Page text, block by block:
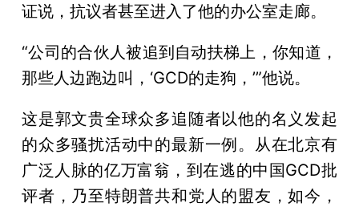
证说，抗议者甚至进入了他的办公室走廊。
“公司的合伙人被追到自动扶梯上，你知道，
那些人边跑边叫，‘GCD的走狗，’”他说。
这是郭文贵全球众多追随者以他的名义发起
的众多骚扰活动中的最新一例。从在北京有
广泛人脉的亿万富翁，到在逃的中国GCD批
评者，乃至特朗普共和党人的盟友，如今，